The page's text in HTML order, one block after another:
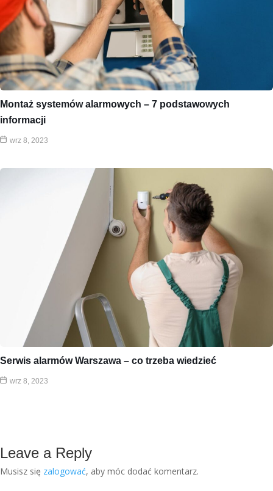
Montaż systemów alarmowych – 7 podstawowych
informacji
wrz 8, 2023
Serwis alarmów Warszawa – co trzeba wiedzieć
wrz 8, 2023
Leave a Reply
Musisz się zalogować, aby móc dodać komentarz.